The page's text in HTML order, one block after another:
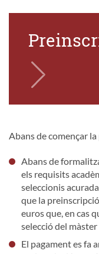
Abans de començar
Abans de
els requisits
seleccionis
que la
euros que, en cas
selecció del
El pagament es fa